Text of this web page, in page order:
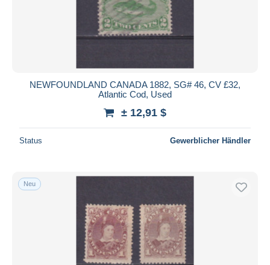
NEWFOUNDLAND CANADA 1882, SG# 46, CV £32,
Atlantic Cod, Used
± 12,91 $
Status Gewerblicher Händler
Neu